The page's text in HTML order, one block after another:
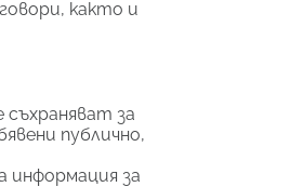
както и
за
публично,
информация за